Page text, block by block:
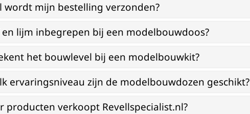
wordt mijn bestelling verzonden?
lijm inbegrepen bij een modelbouwdoos?
het bouwlevel bij een modelbouwkit?
ervaringsniveau zijn de modelbouwdozen geschikt?
producten verkoopt Revellspecialist.nl?